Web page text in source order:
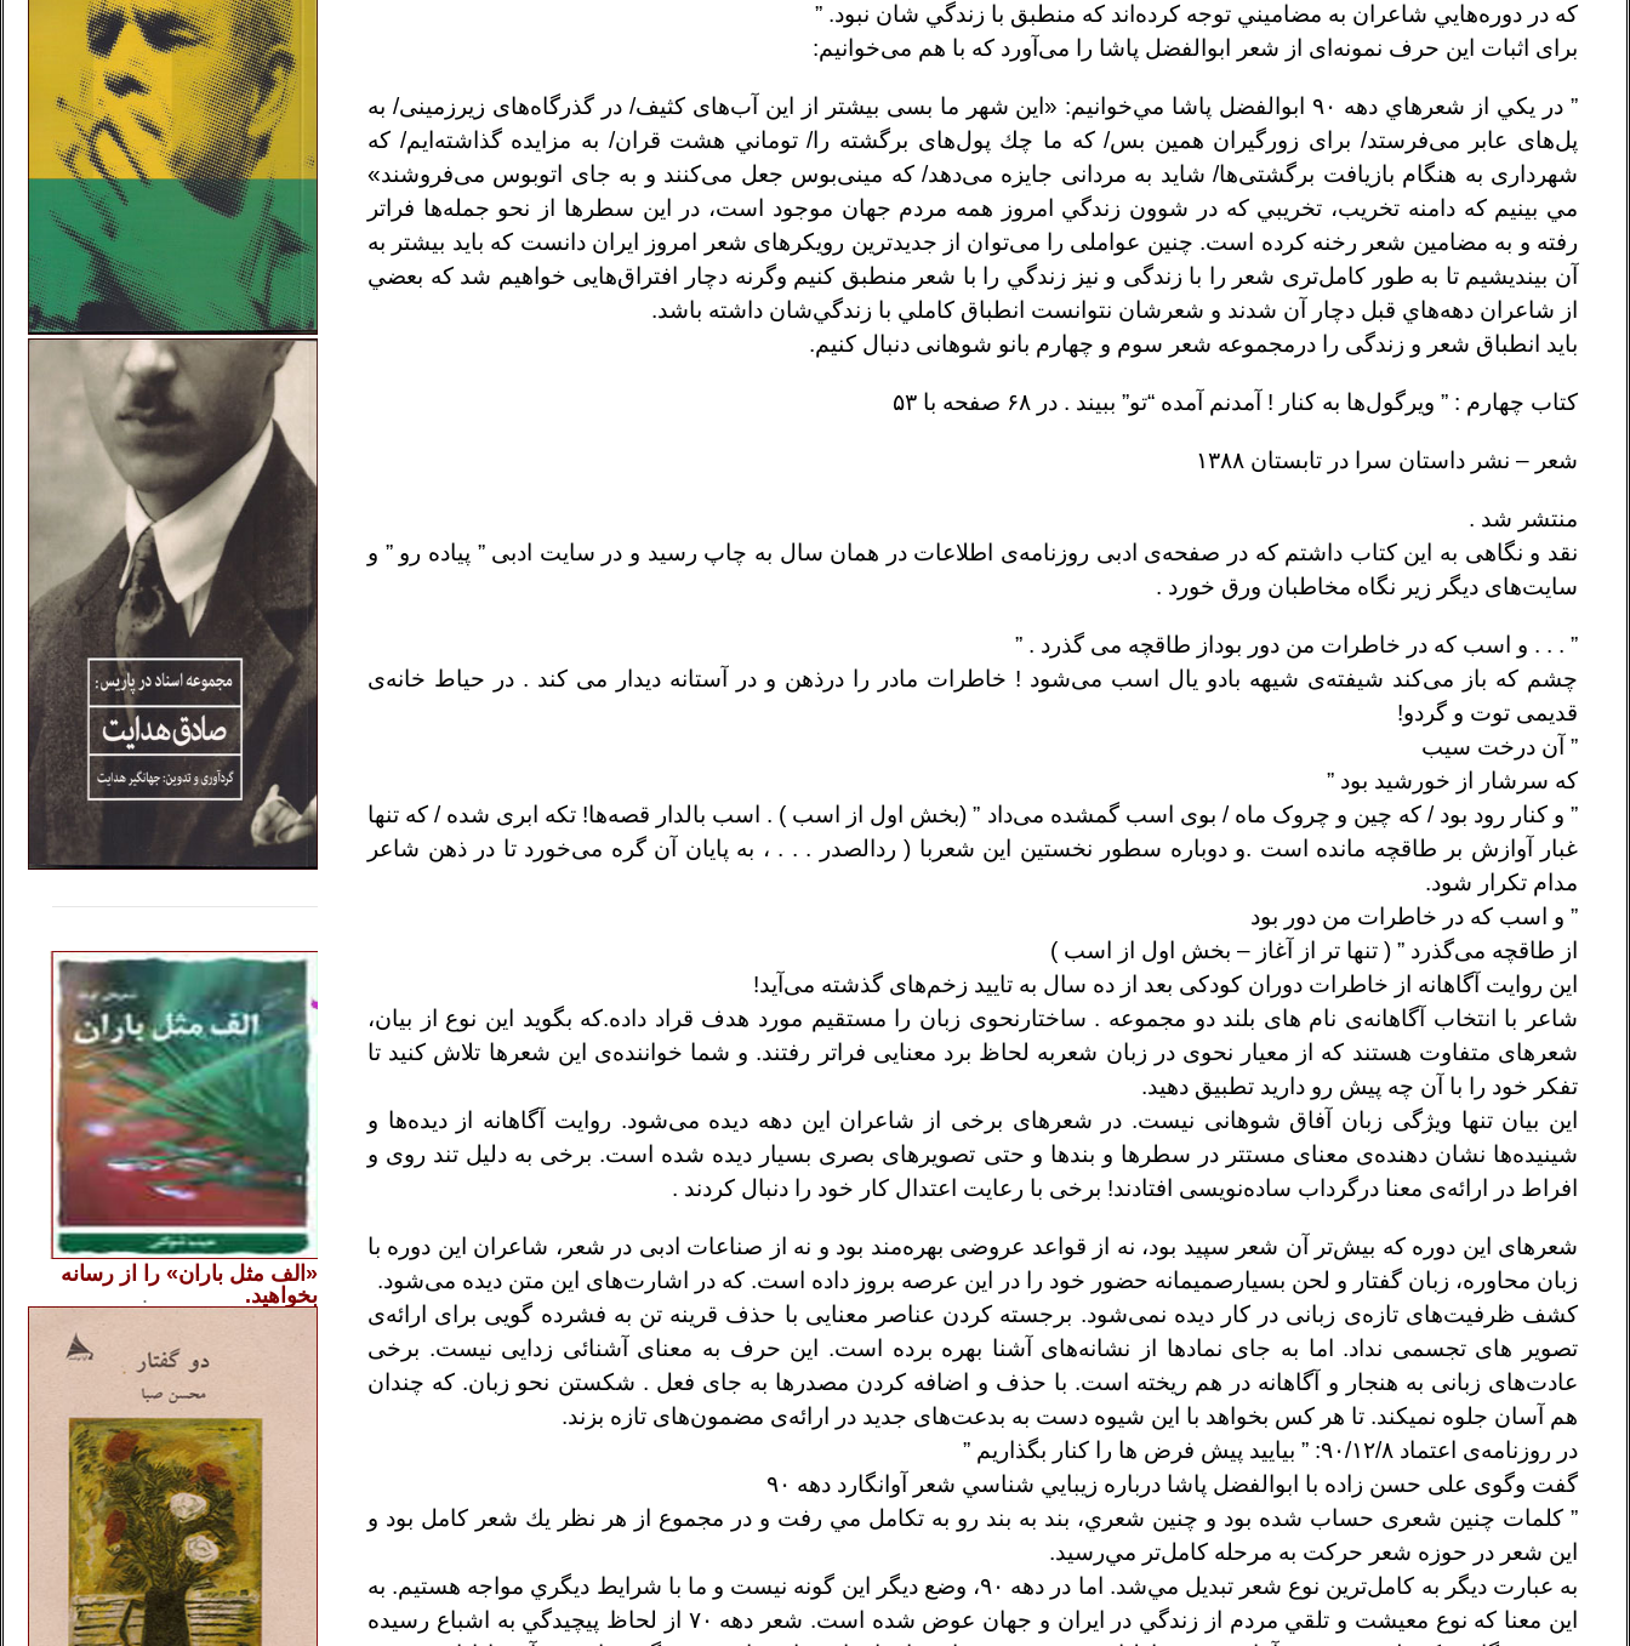
كه در دوره‌هايي شاعران به مضاميني توجه كرده‌اند كه منطبق با زندگي شان نبود. ”
برای اثبات این حرف نمونه‌ای از شعر ابوالفضل پاشا را می‌آورد که با هم می‌خوانیم:
” در يكي از شعرهاي دهه ۹۰ ابوالفضل پاشا مي‌خوانيم: «اين شهر ما بسی بيشتر از اين آب‌های كثيف/ در گذرگاه‌های زيرزمينی/ به
پل‌های عابر می‌فرستد/ برای زورگيران همين بس/ كه ما چك پول‌های برگشته را/ توماني هشت قران/ به مزايده گذاشته‌ايم/ كه
شهرداری به هنگام بازيافت برگشتی‌ها/ شايد به مردانی جايزه می‌دهد/ كه مينی‌بوس جعل می‌كنند و به جای اتوبوس می‌فروشند»
مي بينيم كه دامنه تخريب، تخريبي كه در شوون زندگي امروز همه مردم جهان موجود است، در اين سطرها از نحو جمله‌ها فراتر
رفته و به مضامين شعر رخنه كرده است. چنين عواملی را می‌توان از جديدترين رويكرهای شعر امروز ايران دانست كه بايد بيشتر به
آن بينديشيم تا به طور كامل‌تری شعر را با زندگی و نيز زندگي را با شعر منطبق كنيم وگرنه دچار افتراق‌هايی خواهيم شد كه بعضي
از شاعران دهه‌هاي قبل دچار آن شدند و شعرشان نتوانست انطباق كاملي با زندگي‌شان داشته باشد.
باید انطباق شعر و زندگی را درمجموعه شعر سوم و چهارم بانو شوهانی دنبال کنیم.
کتاب چهارم : ” ویرگول‌ها به کنار ! آمدنم آمده “تو” ببیند . در ۶۸ صفحه با ۵۳
شعر – نشر داستان سرا در تابستان ۱۳۸۸
منتشر شد .
نقد و نگاهی به این کتاب داشتم که در صفحه‌ی ادبی روزنامه‌ی اطلاعات در همان سال به چاپ رسید و در سایت ادبی ” پیاده رو ” و
سایت‌های دیگر زیر نگاه مخاطبان ورق خورد .
” . . . و اسب که در خاطرات من دور بوداز طاقچه می گذرد . ”
چشم که باز می‌کند شیفته‌ی شیهه بادو یال اسب می‌شود ! خاطرات مادر را درذهن و در آستانه دیدار می کند . در حیاط خانه‌ی
قدیمی توت و گردو!
” آن درخت سیب
که سرشار از خورشید بود ”
” و کنار رود بود / که چین و چروک ماه / بوی اسب گمشده می‌داد ” (بخش اول از اسب ) . اسب بالدار قصه‌ها! تکه ابری شده / که تنها
غبار آوازش بر طاقچه مانده است .و دوباره سطور نخستین این شعربا ( ردالصدر . . . ، به پایان آن گره می‌خورد تا در ذهن شاعر
مدام تکرار شود.
” و اسب که در خاطرات من دور بود
از طاقچه می‌گذرد ” ( تنها تر از آغاز – بخش اول از اسب )
این روایت آگاهانه از خاطرات دوران کودکی بعد از ده سال به تایید زخم‌های گذشته می‌آید!
شاعر با انتخاب آگاهانه‌ی نام های بلند دو مجموعه . ساختارنحوی زبان را مستقیم مورد هدف قراد داده.که بگوید این نوع از بیان،
شعرهای متفاوت هستند که از معیار نحوی در زبان شعربه لحاظ برد معنایی فراتر رفتند. و شما خواننده‌ی این شعرها تلاش کنید تا
تفکر خود را با آن چه پیش رو دارید تطبیق دهید.
این بیان تنها ویژگی زبان آفاق شوهانی نیست. در شعرهای برخی از شاعران این دهه دیده می‌شود. روایت آگاهانه از دیده‌ها و
شینیده‌ها نشان دهنده‌ی معنای مستتر در سطرها و بندها و حتی تصویرهای بصری بسیار دیده شده است. برخی به دلیل تند روی و
افراط در ارائه‌ی معنا درگرداب ساده‌نویسی افتادند! برخی با رعایت اعتدال کار خود را دنبال کردند .
شعرهای این دوره که بیش‌تر آن شعر سپید بود، نه از قواعد عروضی بهره‌مند بود و نه از صناعات ادبی در شعر، شاعران این دوره با
زبان محاوره، زبان گفتار و لحن بسیارصمیمانه حضور خود را در این عرصه بروز داده است. که در اشارت‌های این متن دیده می‌شود.
کشف ظرفیت‌های تازه‌ی زبانی در کار دیده نمی‌شود. برجسته کردن عناصر معنایی با حذف قرینه تن به فشرده گویی برای ارائه‌ی
تصویر های تجسمی نداد. اما به جای نمادها از نشانه‌های آشنا بهره برده است. این حرف به معنای آشنائی زدایی نیست. برخی
عادت‌های زبانی به هنجار و آگاهانه در هم ریخته است. با حذف و اضافه کردن مصدرها به جای فعل . شکستن نحو زبان. که چندان
هم آسان جلوه نمیکند. تا هر کس بخواهد با این شیوه دست به بدعت‌های جدید در ارائه‌ی مضمون‌های تازه بزند.
در روزنامه‌ی اعتماد ۹۰/۱۲/۸: ” بياييد پيش فرض ها را كنار بگذاريم ”
گفت وگوی علی حسن زاده با ابوالفضل پاشا درباره زيبايي شناسي شعر آوانگارد دهه ۹۰
” كلمات چنين شعری حساب شده بود و چنين شعري، بند به بند رو به تكامل مي رفت و در مجموع از هر نظر يك شعر كامل بود و
اين شعر در حوزه شعر حركت به مرحله كامل‌تر مي‌رسيد.
به عبارت ديگر به كامل‌ترين نوع شعر تبديل مي‌شد. اما در دهه ۹۰، وضع ديگر اين گونه نيست و ما با شرايط ديگري مواجه هستيم. به
اين معنا كه نوع معيشت و تلقي مردم از زندگي در ايران و جهان عوض شده است. شعر دهه ۷۰ از لحاظ پيچيدگي به اشباع رسيده
«الف مثل باران» را از رسانه
بخواهید.
.